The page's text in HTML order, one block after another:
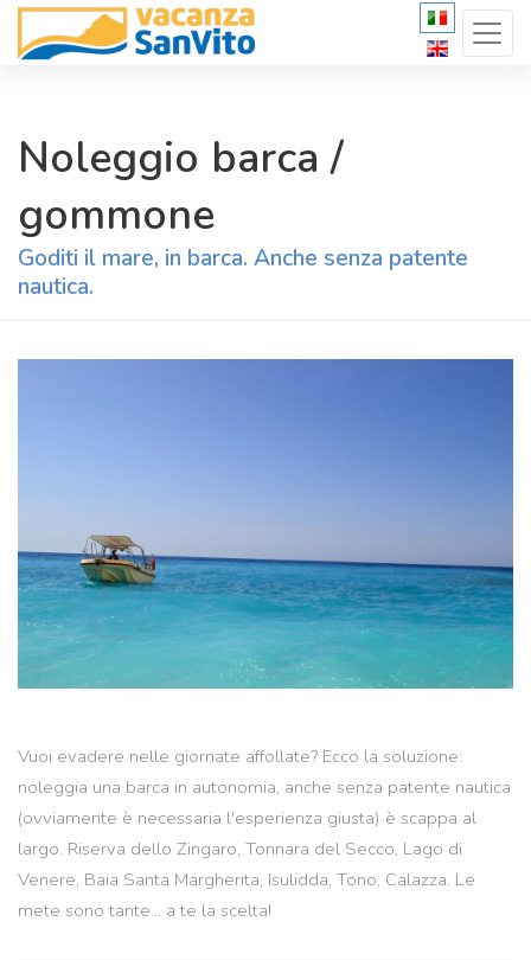
Noleggio barca /
gommone
Goditi il mare, in barca. Anche senza patente
nautica.
Vuoi evadere nelle giornate affollate? Ecco la soluzione:
noleggia una barca in autonomia, anche senza patente nautica
(ovviamente è necessaria l'esperienza giusta) è scappa al
largo. Riserva dello Zingaro, Tonnara del Secco, Lago di
Venere, Baia Santa Margherita, Isulidda, Tono, Calazza. Le
mete sono tante... a te la scelta!